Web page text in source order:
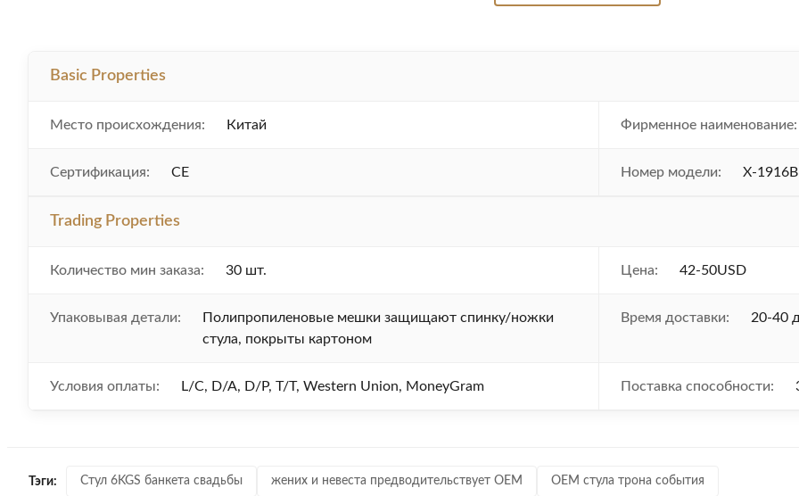
Basic Properties
Место происхождения: Китай Фирменное наименование:
Сертификация: CE Номер модели: X-1916B
Trading Properties
Количество мин заказа: 30 шт. Цена: 42-50USD
Упаковывая детали:
Полипропиленовые мешки защищают спинку/ножки
стула, покрыты картоном
Время доставки: 20-40
Условия оплаты: L/C, D/A, D/P, T/T, Western Union, MoneyGram Поставка способности:
Тэги: Стул 6KGS банкета свадьбы жених и невеста предводительствует OEM OEM стула трона события